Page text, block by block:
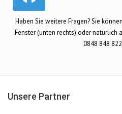
Haben Sie weitere Fragen? Sie
Fenster (unten rechts) oder natürlich
0848 848
Unsere Partner